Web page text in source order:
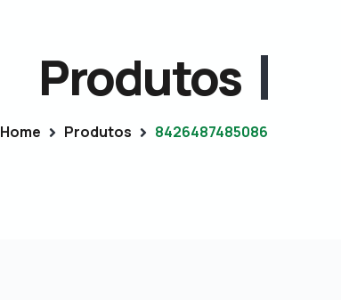
Produtos
Home Produtos 8426487485086